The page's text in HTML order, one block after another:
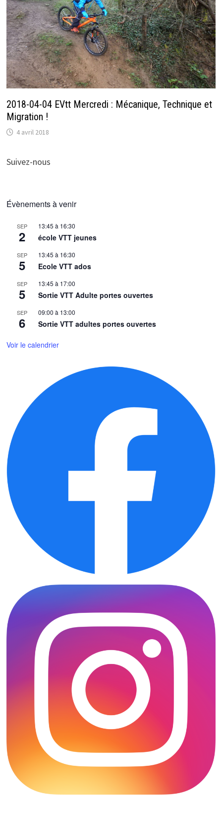
2018-04-04 EVtt Mercredi : Mécanique, Technique et
Migration !
4 avril 2018
Suivez-nous
Évènements à venir
SEP
2
13:45 à 16:30
école VTT jeunes
SEP
5
13:45 à 16:30
Ecole VTT ados
SEP
5
13:45 à 17:00
Sortie VTT Adulte portes ouvertes
SEP
6
09:00 à 13:00
Sortie VTT adultes portes ouvertes
Voir le calendrier